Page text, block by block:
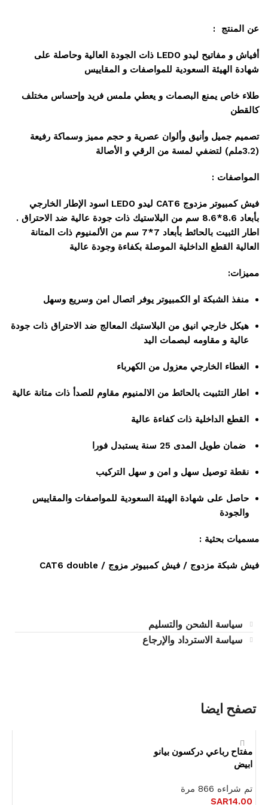
عن المنتج :
أفياش و مفاتيح ليدو LEDO ذات الجودة العالية وحاصلة على
شهادة الهيئة السعودية للمواصفات و المقاييس
طلاء خاص يمنع البصمات و يعطي ملمس فريد وإحساس مختلف
كالقطن
تصميم جميل وأنيق وألوان عصرية و حجم مميز وسماكة رفيعة
(3.2ملم) لتضفي لمسة من الرقي و الأصالة
المواصفات :
فيش كمبيوتر مزدوج CAT6 ليدو LEDO اسود الإطار الخارجي
بأبعاد 8.6*8.6 سم من البلاستيك ذات جودة عالية ضد الاحتراق .
اطار الثبيت بالحائط بأبعاد 7*7 سم من الألمنيوم ذات المتانة
العالية القطع الداخلية الموصلة بكفاءة وجودة عالية
مميزات:
منفذ الشبكة او الكمبيوتر يوفر اتصال امن وسريع وسهل
هيكل خارجي انيق من البلاستيك المعالج ضد الاحتراق ذات جودة
عالية و مقاومه لبصمات اليد
الغطاء الخارجي معزول من الكهرباء
اطار التثبيت بالحائط من الالمنيوم مقاوم للصدأ ذات متانة عالية
القطع الداخلية ذات كفاءة عالية
ضمان طويل المدى 25 سنة يستبدل فورا
نقطة توصيل سهل و امن و سهل التركيب
حاصل على شهادة الهيئة السعودية للمواصفات والمقاييس
والجودة
مسميات بحثية :
فيش شبكة مزدوج / فيش كمبيوتر مزوج / CAT6 double
سياسة الشحن والتسليم
سياسة الاسترداد والإرجاع
تصفح ايضا
مفتاح رباعي دركسون بيانو
ابيض
تم شراءه 866 مرة
SAR14.00